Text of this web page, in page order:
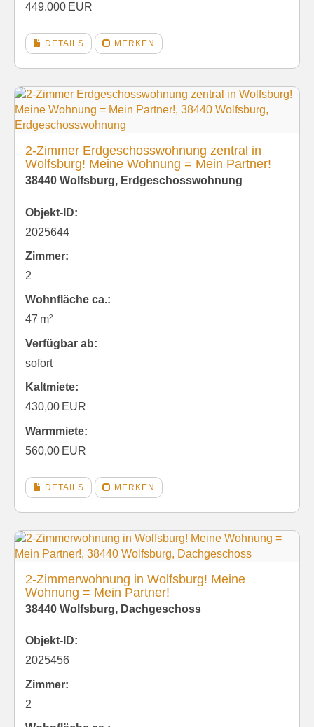
449.000 EUR
DETAILS MERKEN
2-Zimmer Erdgeschosswohnung zentral in
Wolfsburg! Meine Wohnung = Mein Partner!
38440 Wolfsburg, Erdgeschosswohnung
Objekt-ID:
2025644
Zimmer:
2
Wohnfläche ca.:
47 m²
Verfügbar ab:
sofort
Kaltmiete:
430,00 EUR
Warmmiete:
560,00 EUR
DETAILS MERKEN
2-Zimmerwohnung in Wolfsburg! Meine
Wohnung = Mein Partner!
38440 Wolfsburg, Dachgeschoss
Objekt-ID:
2025456
Zimmer:
2